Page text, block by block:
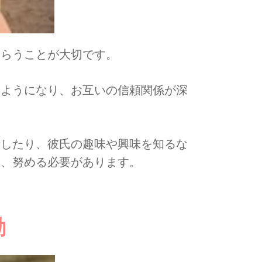
うことが大切です。
うになり、お互いの信頼関係が深
たり、彼氏の趣味や興味を知るな
努める必要があります。